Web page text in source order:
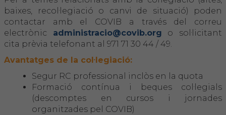
FORMACIÓ
Formació COVIB
Formacions d'altres entitats
Certificats de formacions COVIB
baixes, recol·legiació o canvi de situació) poden
contactar amb el COVIB a través del correu
electrònic administracio@covib.org o sol·licitant
cita prèvia telefonant al 971 71 30 44 / 49.
Avantatges de la col·legiació:
Segur RC professional inclòs en la quota
Formació contínua i beques col·legials
(descomptes en cursos i jornades
organitzades pel COVIB)